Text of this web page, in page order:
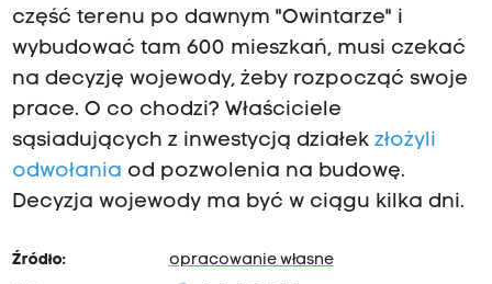
część terenu po dawnym "Owintarze" i
wybudować tam 600 mieszkań, musi czekać
na decyzję wojewody, żeby rozpocząć swoje
prace. O co chodzi? Właściciele
sąsiadujących z inwestycją działek złożyli
odwołania od pozwolenia na budowę.
Decyzja wojewody ma być w ciągu kilka dni.
Źródło:
opracowanie własne